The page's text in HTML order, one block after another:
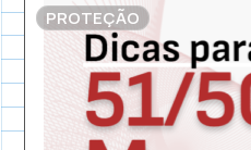
PROTEÇÃO